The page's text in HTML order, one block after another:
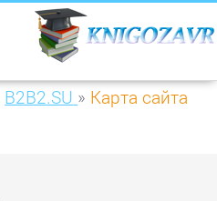
B2B2.SU » Карта сайта